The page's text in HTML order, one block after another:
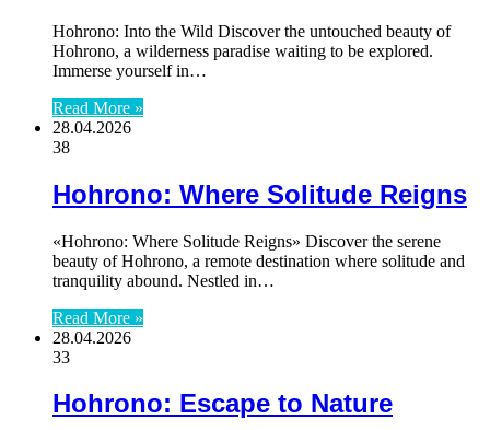
Hohrono: Into the Wild Discover the untouched beauty of
Hohrono, a wilderness paradise waiting to be explored.
Immerse yourself in…
Read More »
28.04.2026
38
Hohrono: Where Solitude Reigns
«Hohrono: Where Solitude Reigns» Discover the serene
beauty of Hohrono, a remote destination where solitude and
tranquility abound. Nestled in…
Read More »
28.04.2026
33
Hohrono: Escape to Nature